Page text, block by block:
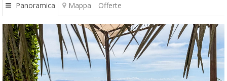
Panoramica Mappa Offerte